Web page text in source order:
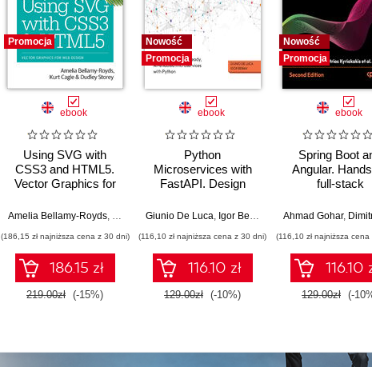
Promocja
ebook
Using SVG with
CSS3 and HTML5.
Vector Graphics for
Amelia Bellamy-Royds, Kurt Cagle,Dudley Storey
(186,15 zł najniższa cena z 30 dni)
186.15 zł
219.00zł (-15%)
Nowość
Promocja
ebook
Python
Microservices with
FastAPI. Design
enabled
Python
Giunio De Luca, Igor Benav
(116,10 zł najniższa cena z 30 dni)
116.10 zł
129.00zł (-10%)
Nowość
Promocja
ebook
Spring Boot
Angular.
full-stack
Java, Spring,
Second
Ahmad Gohar, Dimitrios
(116,10 zł najniższa
116.10
129.00zł (-